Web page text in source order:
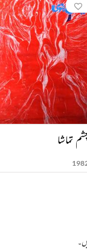
تماشا